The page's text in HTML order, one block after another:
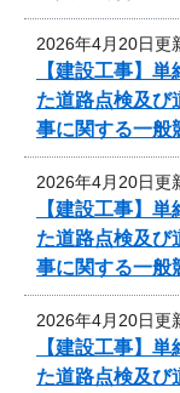
2026年4月20日更
【建設工事】
た道路点検及び
事に関する一般
2026年4月20日更
【建設工事】
た道路点検及び
事に関する一般
2026年4月20日更
【建設工事】
た道路点検及び